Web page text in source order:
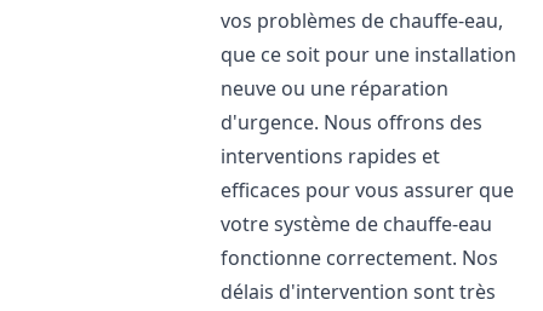
vos problèmes de chauffe-eau,
que ce soit pour une installation
neuve ou une réparation
d'urgence. Nous offrons des
interventions rapides et
efficaces pour vous assurer que
votre système de chauffe-eau
fonctionne correctement. Nos
délais d'intervention sont très